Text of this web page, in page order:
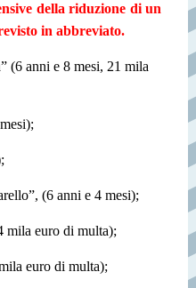
della riduzione di un
in abbreviato.
(6 anni e 8 mesi, 21 mila
(6 anni e 4 mesi);
mila euro di multa);
euro di multa);